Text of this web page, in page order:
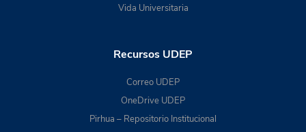
Vida Universitaria
Recursos UDEP
Correo UDEP
OneDrive UDEP
Pirhua – Repositorio Institucional